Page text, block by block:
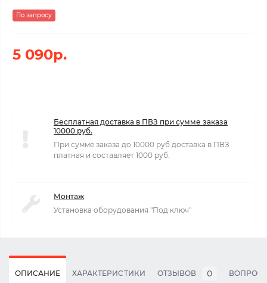
По запросу
5 090р.
Бесплатная доставка в ПВЗ при сумме заказа
10000 руб.
При сумме заказа до 10000 руб доставка в ПВЗ
платная и составляет 1000 руб.
Монтаж
Установка оборудования "Под ключ"
ОПИСАНИЕ ХАРАКТЕРИСТИКИ ОТЗЫВОВ 0